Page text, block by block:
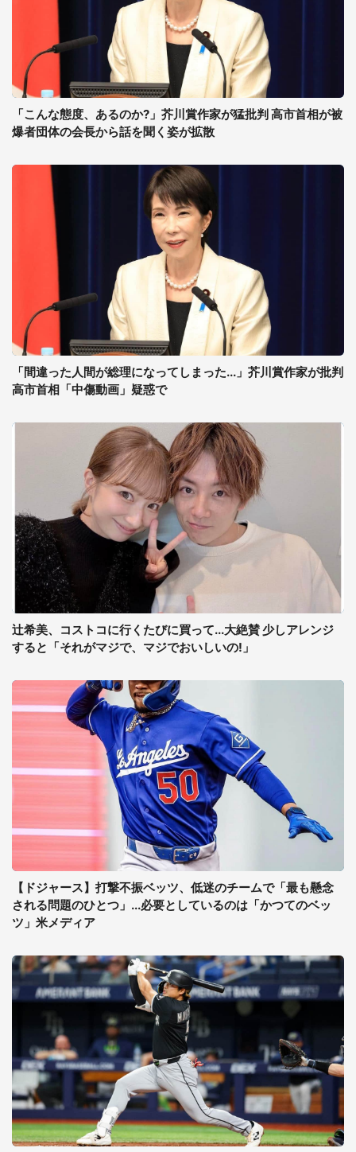
「こんな態度、あるのか?」芥川賞作家が猛批判 高市首相が被
爆者団体の会長から話を聞く姿が拡散
「間違った人間が総理になってしまった...」芥川賞作家が批判
高市首相「中傷動画」疑惑で
辻希美、コストコに行くたびに買って...大絶賛 少しアレンジ
すると「それがマジで、マジでおいしいの!」
【ドジャース】打撃不振ベッツ、低迷のチームで「最も懸念
される問題のひとつ」...必要としているのは「かつてのベッ
ツ」米メディア